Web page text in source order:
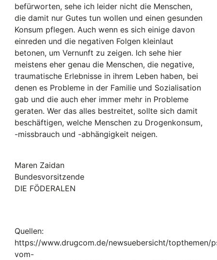
befürworten, sehe ich leider nicht die Menschen,
die damit nur Gutes tun wollen und einen gesunden
Konsum pflegen. Auch wenn es sich einige davon
einreden und die negativen Folgen kleinlaut
betonen, um Vernunft zu zeigen. Ich sehe hier
meistens eher genau die Menschen, die negative,
traumatische Erlebnisse in ihrem Leben haben, bei
denen es Probleme in der Familie und Sozialisation
gab und die auch eher immer mehr in Probleme
geraten. Wer das alles bestreitet, sollte sich damit
beschäftigen, welche Menschen zu Drogenkonsum,
-missbrauch und -abhängigkeit neigen.
Maren Zaidan
Bundesvorsitzende
DIE FÖDERALEN
Quellen:
https://www.drugcom.de/newsuebersicht/topthemen/
vom-